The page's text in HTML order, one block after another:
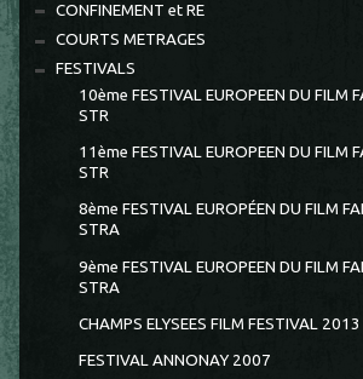
CONFINEMENT et RE
COURTS METRAGES
FESTIVALS
10ème FESTIVAL EUROPEEN DU FILM
STR
11ème FESTIVAL EUROPEEN DU FILM
STR
8ème FESTIVAL EUROPÉEN DU FILM
STRA
9ème FESTIVAL EUROPEEN DU FILM
STRA
CHAMPS ELYSEES FILM FESTIVAL 2013
FESTIVAL ANNONAY 2007